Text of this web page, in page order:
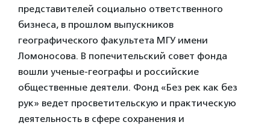
представителей социально ответственного
бизнеса, в прошлом выпускников
географического факультета МГУ имени
Ломоносова. В попечительский совет фонда
вошли ученые-географы и российские
общественные деятели. Фонд «Без рек как без
рук» ведет просветительскую и практическую
деятельность в сфере сохранения и